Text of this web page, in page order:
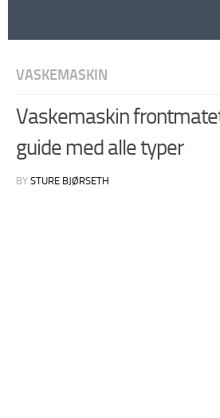
VASKEMASKIN
Vaskemaskin
guide med alle typer
BY STURE BJØRSETH